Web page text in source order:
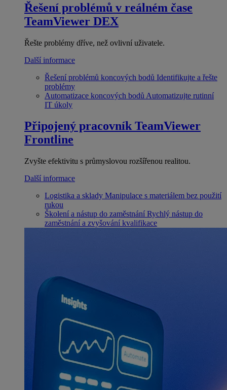
Řešení problémů v reálném čase
TeamViewer DEX
Řešte problémy dříve, než ovlivní uživatele.
Další informace
Řešení problémů koncových bodů Identifikujte a řešte
problémy
Automatizace koncových bodů Automatizujte rutinní
IT úkoly
Připojený pracovník TeamViewer
Frontline
Zvyšte efektivitu s průmyslovou rozšířenou realitou.
Další informace
Logistika a sklady Manipulace s materiálem bez použití
rukou
Školení a nástup do zaměstnání Rychlý nástup do
zaměstnání a zvyšování kvalifikace